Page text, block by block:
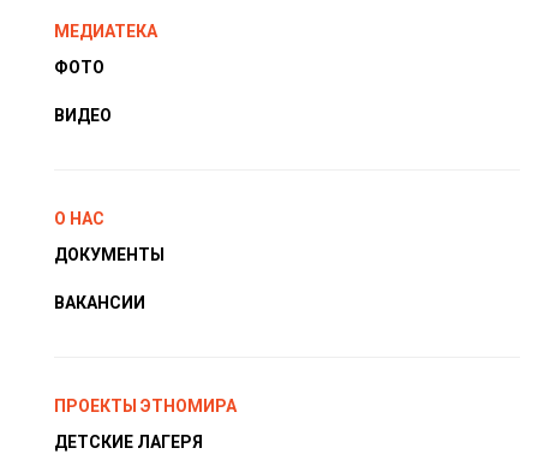
МЕДИАТЕКА
ФОТО
ВИДЕО
О НАС
ДОКУМЕНТЫ
ВАКАНСИИ
ПРОЕКТЫ ЭТНОМИРА
ДЕТСКИЕ ЛАГЕРЯ